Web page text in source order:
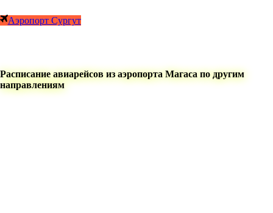
Аэропорт Сургут
Расписание авиарейсов из аэропорта Магаса по другим
направлениям